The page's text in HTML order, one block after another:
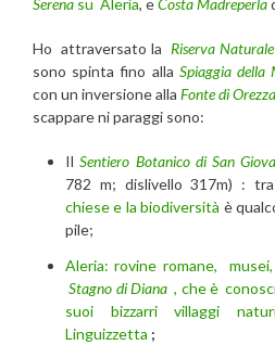
Serena su Aleria, eCosta Madreperla
Ho attraversato la Riserva
sono spinta fino alla Spiaggia della
con un inversione alla Fonte di Orezza
scappare ni paraggi sono:
IlSentiero Botanico di San
782 m; dislivello 317m) : tra
chiese e la biodiversità è
pile;
Aleria: rovine romane,
Stagno di Diana, che è
suoi bizzarri villaggi
Linguizzetta ;